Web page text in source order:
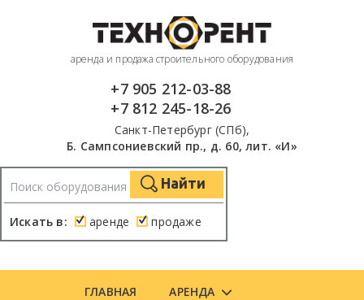
аренда и продажа строительного оборудования
+7 905 212-03-88
+7 812 245-18-26
Санкт-Петербург (СПб),
Б. Сампсониевский пр., д. 60, лит. «И»
Искать в: аренде продаже
Найти
ГЛАВНАЯ АРЕНДА